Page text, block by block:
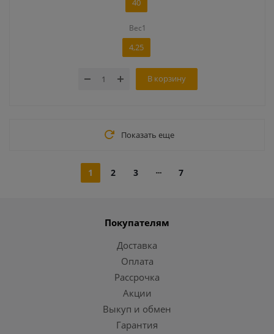
40
Вес1
4,25
В корзину
Показать еще
1 2 3 7
Покупателям
Доставка
Оплата
Рассрочка
Акции
Выкуп и обмен
Гарантия